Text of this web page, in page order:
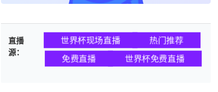
直播
源：
世界杯现场直播
热门推荐
免费直播
世界杯免费直播